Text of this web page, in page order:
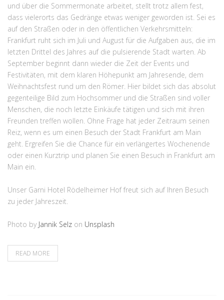
und über die Sommermonate arbeitet, stellt trotz allem fest,
dass vielerorts das Gedränge etwas weniger geworden ist. Sei es
auf den Straßen oder in den öffentlichen Verkehrsmitteln:
Frankfurt ruht sich im Juli und August für die Aufgaben aus, die im
letzten Drittel des Jahres auf die pulsierende Stadt warten. Ab
September beginnt dann wieder die Zeit der Events und
Festivitäten, mit dem klaren Höhepunkt am Jahresende, dem
Weihnachtsfest rund um den Römer. Hier bildet sich das absolut
gegenteilige Bild zum Hochsommer und die Straßen sind voller
Menschen, die noch letzte Einkäufe tätigen und sich mit ihren
Freunden treffen wollen. Ohne Frage hat jeder Zeitraum seinen
Reiz, wenn es um einen Besuch der Stadt Frankfurt am Main
geht. Ergreifen Sie die Chance für ein verlängertes Wochenende
oder einen Kurztrip und planen Sie einen Besuch in Frankfurt am
Main ein.
Unser Garni Hotel Rödelheimer Hof freut sich auf Ihren Besuch
zu jeder Jahreszeit.
Photo by Jannik Selz on Unsplash
READ MORE